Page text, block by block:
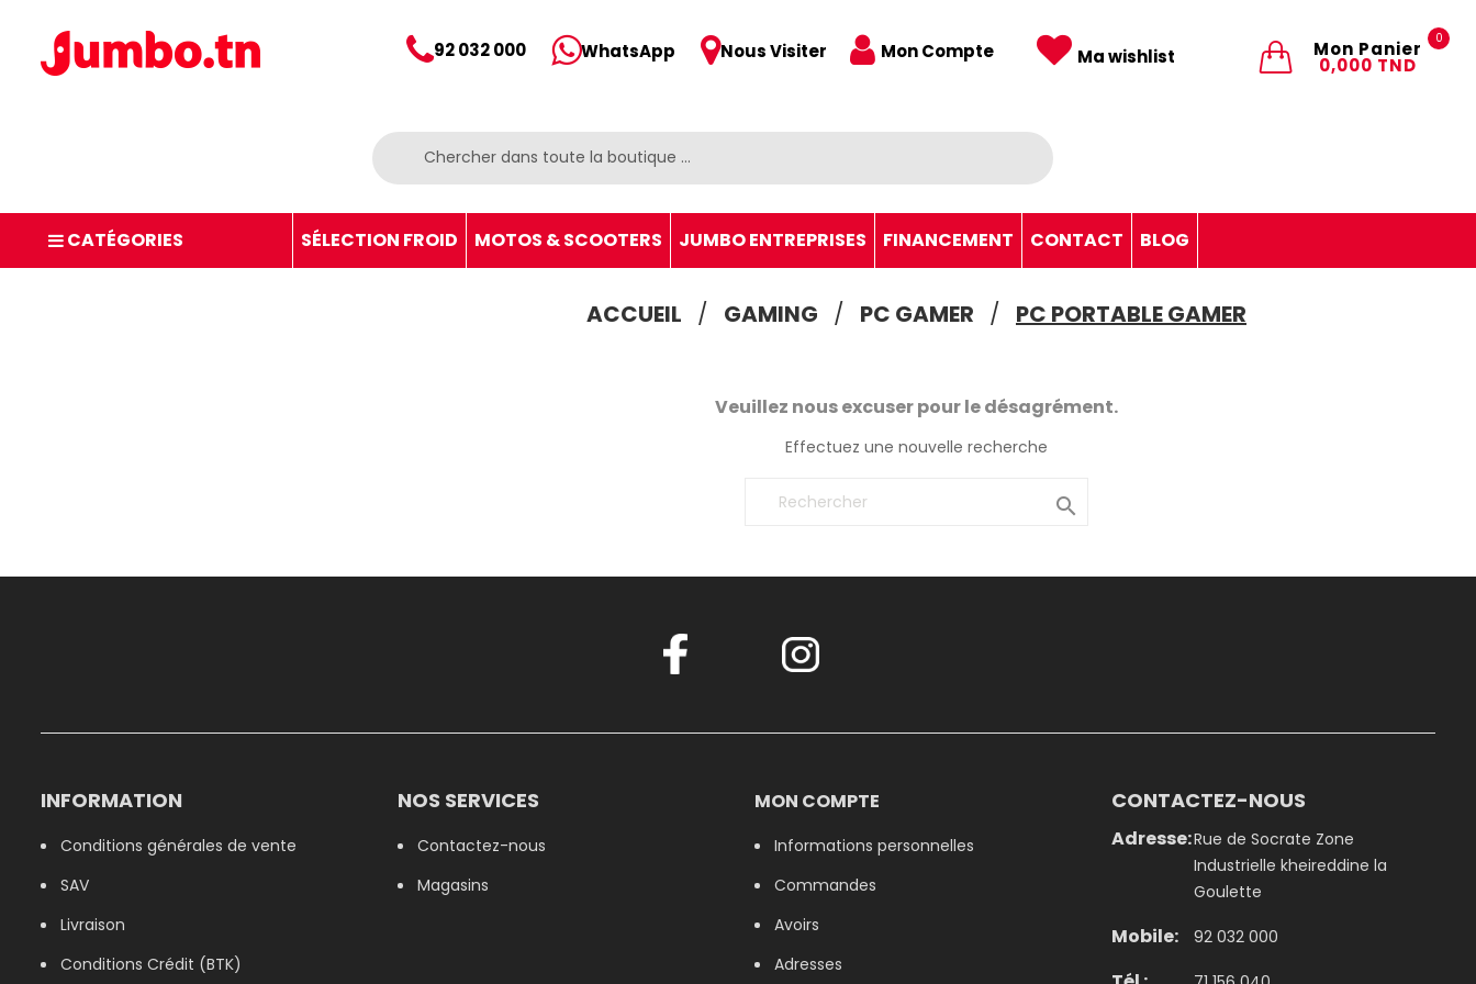
92 032 000 WhatsApp Nous Visiter
0
Mon Panier
0,000 TND
Mon Compte Ma wishlist
CATÉGORIES SÉLECTION FROID MOTOS & SCOOTERS JUMBO ENTREPRISES FINANCEMENT CONTACT BLOG
ACCUEIL GAMING PC GAMER PC PORTABLE GAMER
Veuillez nous excuser pour le désagrément.
Effectuez une nouvelle recherche

INFORMATION
Conditions générales de vente
SAV
Livraison
Conditions Crédit (BTK)
NOS SERVICES
Contactez-nous
Magasins
MON COMPTE
Informations personnelles
Commandes
Avoirs
Adresses
CONTACTEZ-NOUS
Adresse:Rue de Socrate Zone
Industrielle kheireddine la
Goulette
Mobile: 92 032 000